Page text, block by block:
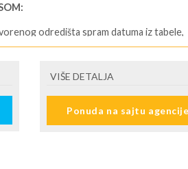
odredišta spram datuma iz tabele,
sati. NOĆENJE.
do 09:00 h. Slobodno vreme do polaska
VIŠE DETALJA
Ponuda na sajtu